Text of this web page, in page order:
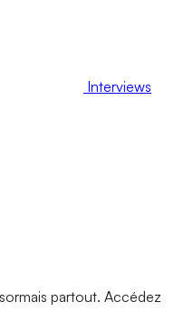
Interviews
partout. Accédez